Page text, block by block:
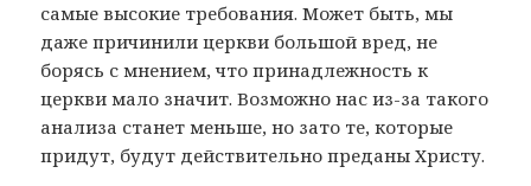
самые высокие требования. Может быть, мы
даже причинили церкви большой вред, не
борясь с мнением, что принадлежность к
церкви мало значит. Возможно нас из-за такого
анализа станет меньше, но зато те, которые
придут, будут действительно преданы Христу.